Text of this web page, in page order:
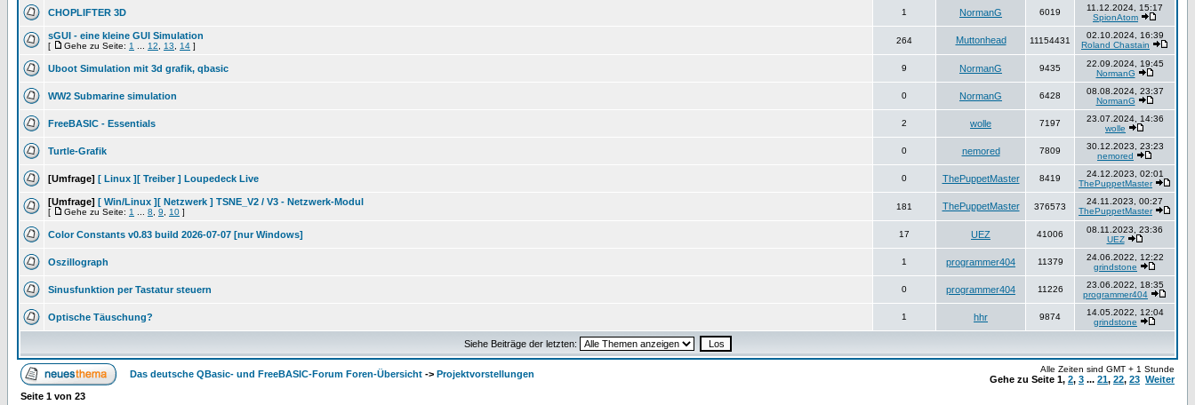
CHOPLIFTER 3D 1 NormanG 6019
11.12.2024, 15:17
SpionAtom
sGUI - eine kleine GUI Simulation
[ Gehe zu Seite: 1 12 13 14 ]
264 Muttonhead 11154431
02.10.2024, 16:39
Roland Chastain
Uboot Simulation mit 3d grafik, qbasic 9 NormanG 9435
22.09.2024, 19:45
NormanG
WW2 Submarine simulation 0 NormanG 6428
08.08.2024, 23:37
NormanG
FreeBASIC - Essentials 2 wolle 7197
23.07.2024, 14:36
wolle
Turtle-Grafik 0 nemored 7809
30.12.2023, 23:23
nemored
[Umfrage] [ Linux ][ Treiber ] Loupedeck Live 0 ThePuppetMaster 8419
24.12.2023, 02:01
ThePuppetMaster
[Umfrage] [ Win/Linux ][ Netzwerk ] TSNE_V2 / V3 - Netzwerk-Modul
[ Gehe zu Seite: 1 8 9 10 ]
181 ThePuppetMaster 376573
24.11.2023, 00:27
ThePuppetMaster
Color Constants v0.83 build 2026-07-07 [nur Windows] 17 UEZ 41006
08.11.2023, 23:36
UEZ
Oszillograph 1 programmer404 11379
24.06.2022, 12:22
grindstone
Sinusfunktion per Tastatur steuern 0 programmer404 11226
23.06.2022, 18:35
programmer404
Optische Täuschung? 1 hhr 9874
14.05.2022, 12:04
grindstone
Siehe Beiträge der letzten:
Das deutsche QBasic- und FreeBASIC-Forum Foren-Übersicht -> Projektvorstellungen Alle Zeiten sind GMT + 1 Stunde
Gehe zu Seite 1, 2, 3 ... 21, 22, 23 Weiter
Seite 1 von 23